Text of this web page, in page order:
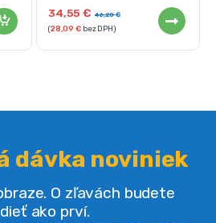
34,55€ 46,20€
(28,09€bez DPH)
dávka noviniek
O zľavách budete
ako prví.